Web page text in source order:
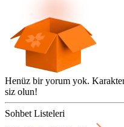
Henüz bir yorum yok.
siz olun!
Sohbet Listeleri